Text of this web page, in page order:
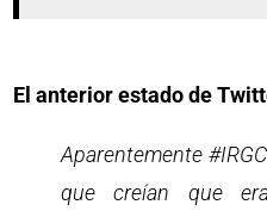
El anterior estado de
Aparentemente
que creían que